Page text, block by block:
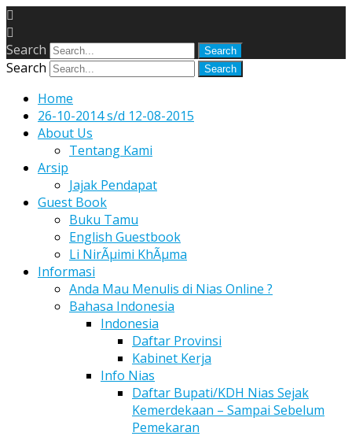
Search
Search
Home
26-10-2014 s/d 12-08-2015
About Us
Tentang Kami
Arsip
Jajak Pendapat
Guest Book
Buku Tamu
English Guestbook
Li NirÃµimi KhÃµma
Informasi
Anda Mau Menulis di Nias Online ?
Bahasa Indonesia
Indonesia
Daftar Provinsi
Kabinet Kerja
Info Nias
Daftar Bupati/KDH Nias Sejak
Kemerdekaan – Sampai Sebelum
Pemekaran